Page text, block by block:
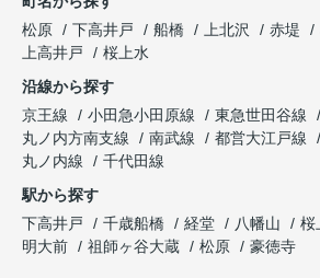
松原
下高井戸 船橋 上北沢 赤堤
上高井戸
桜上水
沿線から探す
京王線
小田急小田原線 東急世田谷線
丸ノ内方南支線
南武線 都営大江戸線
丸ノ内線
千代田線
駅から探す
下高井戸
千歳船橋 経堂 八幡山 桜
明大前
祖師ヶ谷大蔵 松原 豪徳寺